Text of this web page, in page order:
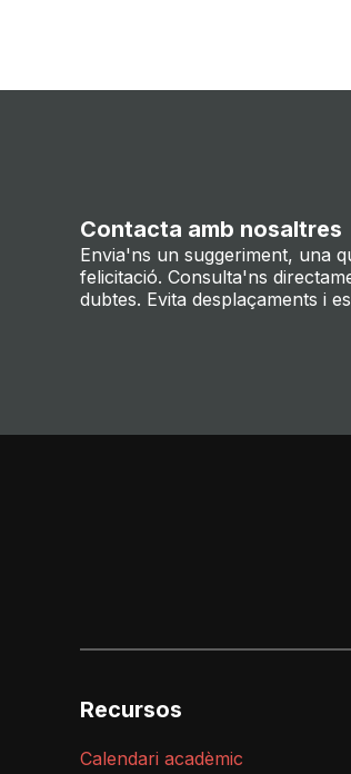
Contacta amb nosaltres
Envia'ns un suggeriment, una
felicitació. Consulta'ns
dubtes. Evita desplaçaments i
Recursos
Calendari acadèmic